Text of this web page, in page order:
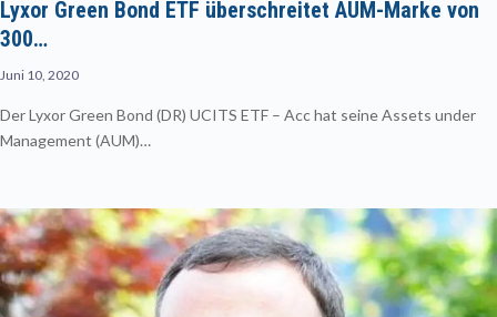
Lyxor Green Bond ETF überschreitet AUM-Marke von
300…
Juni 10, 2020
Der Lyxor Green Bond (DR) UCITS ETF – Acc hat seine Assets under
Management (AUM)…